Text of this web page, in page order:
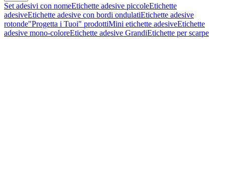
Set adesivi con nomeEtichette adesive piccoleEtichette
adesiveEtichette adesive con bordi ondulatiEtichette adesive
rotonde"Progetta i Tuoi" prodottiMini etichette adesiveEtichette
adesive mono-coloreEtichette adesive GrandiEtichette per scarpe